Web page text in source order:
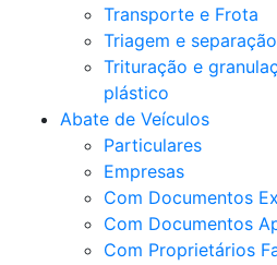
Transporte e Frota
Triagem e
Trituração e
plástico
Abate de Veículos
Particulares
Empresas
Com Documentos
Com Documentos
Com Proprietários